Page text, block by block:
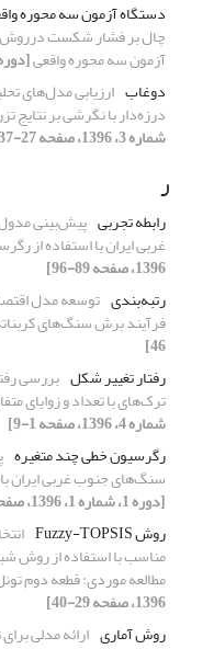
دستگاه آزمون سه محوره
چال بر فشار شکست
آزمون سه محوره واقعی[دوره 1، شماره 2، 1396،
دوغاب ارزیابی مدل‌های
درزه‌دار با نگرشی بر نتایج
شماره 3، 1396، صفحه 27-37]
ر
رابطه تجربی پیش‌بینی
غربی ایران با استفاده از
1396، صفحه 89-96]
رتبه‌بندی توسعه مدل
فرآیند برش سنگ‌های
46]
رفتار تغییر شکل بررسی
ترک‌های با تعداد و زوایای
شماره 4، 1396، صفحه 1-9]
رگرسیون خطی چند متغیره
سنگ‌های جنوب غربی ایران
[دوره 1، شماره 1، 1396، صفحه 89-96]
روش Fuzzy-TOPSIS
مطالعه موردی: قطعه دوم
1396، صفحه 29-40]
روش آماری ارائه مدلی